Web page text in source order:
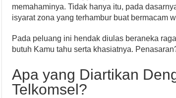
memahaminya. Tidak hanya itu, pada
isyarat zona yang terhambur buat bermacam
Pada peluang ini hendak diulas beraneka
butuh Kamu tahu serta khasiatnya.
Apa yang Diartikan
Telkomsel?